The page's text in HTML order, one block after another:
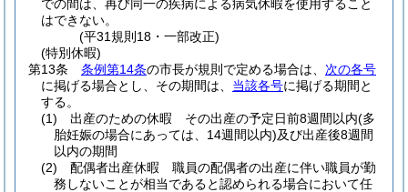
での間は、再び同一の疾病による病気休暇を使用すること
はできない。
(平31規則18・一部改正)
(特別休暇)
第13条
条例第14条の市長が規則で定める場合は、 次の各号
に掲げる場合とし、その期間は、 当該各号に掲げる期間と
する。
(1)
出産のための休暇 その出産の予定日前8週間以内(多
胎妊娠の場合にあっては、14週間以内)及び出産後8週間
以内の期間
(2)
配偶者出産休暇 職員の配偶者の出産に伴い職員が勤
務しないことが相当であると認められる場合において任